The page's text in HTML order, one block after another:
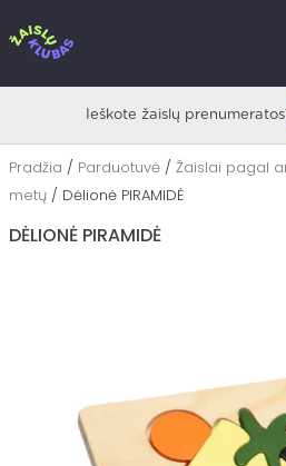
prie
Ieškote žaislų
Pradžia / Parduotuvė / Žaislai pagal
metų / Dėlionė PIRAMIDĖ
DĖLIONĖ PIRAMIDĖ